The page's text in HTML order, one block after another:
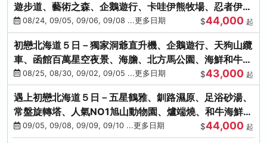
遊步道、藝術之森、企鵝遊行、卡哇伊熊牧場、忍者伊達
時代村、螃蟹吃到飽
08/24, 09/05, 09/06, 09/08 ...更多日期 $44,000 起
初戀北海道５日－獨家洞爺直升機、企鵝遊行、天狗山纜
車、函館百萬星空夜景、海膽、北方馬公園、海鮮和牛螃
蟹吃到飽
08/25, 08/30, 09/02, 09/05 ...更多日期 $43,000 起
遇上初戀北海道５日－五星鶴雅、釧路濕原、足浴砂湯、
常盤旋轉塔、人氣NO1旭山動物園、爐端燒、和牛海鮮螃
蟹吃到飽
09/05, 09/08, 09/09, 09/10 ...更多日期 $44,000 起